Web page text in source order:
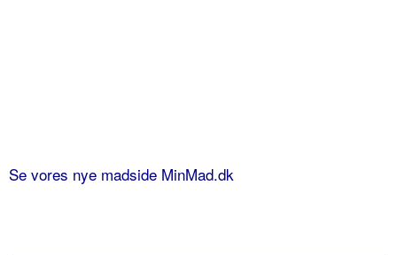
Se vores nye madside MinMad.dk